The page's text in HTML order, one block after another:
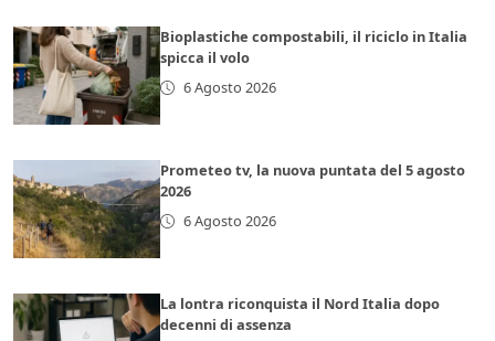
Bioplastiche compostabili, il riciclo in Italia
spicca il volo
6 Agosto 2026
Prometeo tv, la nuova puntata del 5 agosto
2026
6 Agosto 2026
La lontra riconquista il Nord Italia dopo
decenni di assenza